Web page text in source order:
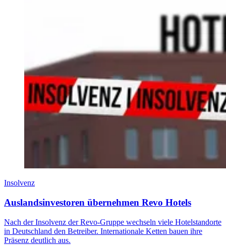
Insolvenz
Auslandsinvestoren übernehmen Revo Hotels
Nach der Insolvenz der Revo-Gruppe wechseln viele Hotelstandorte
in Deutschland den Betreiber. Internationale Ketten bauen ihre
Präsenz deutlich aus.